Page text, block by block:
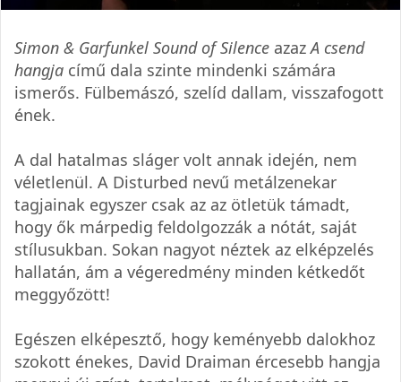
Simon & Garfunkel Sound of Silence azazA csend
hangja című dala szinte mindenki számára
ismerős. Fülbemászó, szelíd dallam, visszafogott
ének.
A dal hatalmas sláger volt annak idején, nem
véletlenül. A Disturbed nevű metálzenekar
tagjainak egyszer csak az az ötletük támadt,
hogy ők márpedig feldolgozzák a nótát, saját
stílusukban. Sokan nagyot néztek az elképzelés
hallatán, ám a végeredmény minden kétkedőt
meggyőzött!
Egészen elképesztő, hogy keményebb dalokhoz
szokott énekes, David Draiman ércesebb hangja